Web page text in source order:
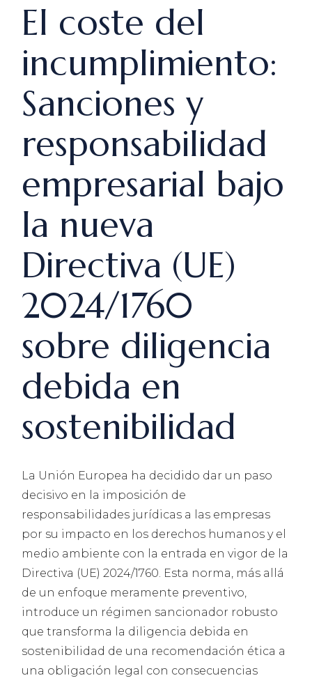
El coste del
incumplimiento:
Sanciones y
responsabilidad
empresarial bajo
la nueva
Directiva (UE)
2024/1760
sobre diligencia
debida en
sostenibilidad
La Unión Europea ha decidido dar un paso
decisivo en la imposición de
responsabilidades jurídicas a las empresas
por su impacto en los derechos humanos y el
medio ambiente con la entrada en vigor de la
Directiva (UE) 2024/1760. Esta norma, más allá
de un enfoque meramente preventivo,
introduce un régimen sancionador robusto
que transforma la diligencia debida en
sostenibilidad de una recomendación ética a
una obligación legal con consecuencias